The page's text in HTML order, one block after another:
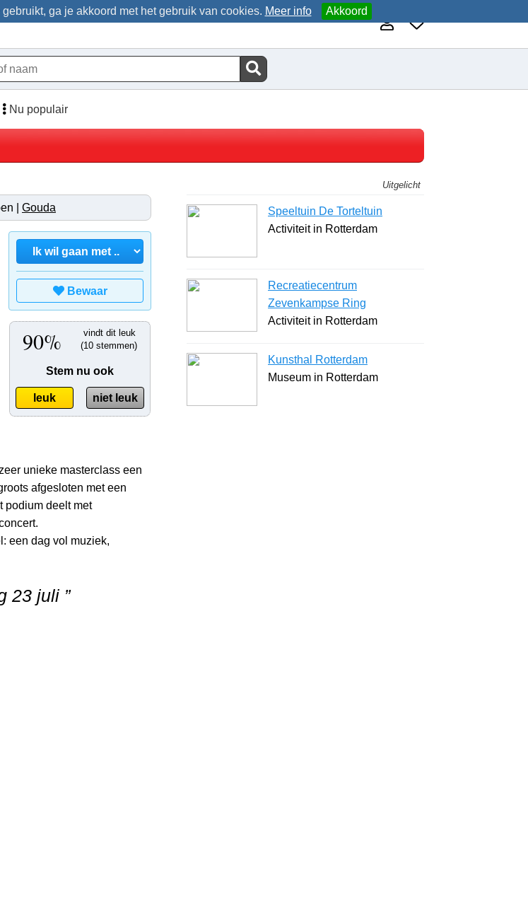
ga je akkoord met het gebruik van cookies. Meer info Akkoord
Nu populair
| Gouda
Bewaar
vindt dit leuk
(10 stemmen)
90%
Stem nu ook
leuk niet leuk
unieke masterclass een
afgesloten met een
podium deelt met
een dag vol muziek,
23 juli ”
Uitgelicht
Speeltuin De Torteltuin
Activiteit in Rotterdam
Recreatiecentrum
Zevenkampse Ring
Activiteit in Rotterdam
Kunsthal Rotterdam
Museum in Rotterdam